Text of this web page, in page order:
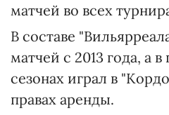
матчей во всех
В составе
матчей с 2013 года, а
сезонах играл в
правах аренды.